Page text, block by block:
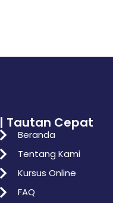
| Tautan Cepat
Beranda
Tentang Kami
Kursus Online
FAQ